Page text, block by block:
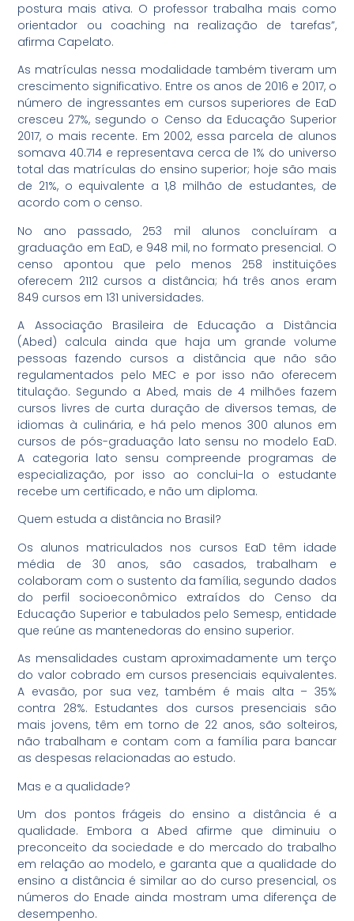
postura mais ativa. O professor trabalha mais como
orientador ou coaching na realização de tarefas”,
afirma Capelato.
As matrículas nessa modalidade também tiveram um
crescimento significativo. Entre os anos de 2016 e 2017, o
número de ingressantes em cursos superiores de EaD
cresceu 27%, segundo o Censo da Educação Superior
2017, o mais recente. Em 2002, essa parcela de alunos
somava 40.714 e representava cerca de 1% do universo
total das matrículas do ensino superior; hoje são mais
de 21%, o equivalente a 1,8 milhão de estudantes, de
acordo com o censo.
No ano passado, 253 mil alunos concluíram a
graduação em EaD, e 948 mil, no formato presencial. O
censo apontou que pelo menos 258 instituições
oferecem 2112 cursos a distância; há três anos eram
849 cursos em 131 universidades.
A Associação Brasileira de Educação a Distância
(Abed) calcula ainda que haja um grande volume
pessoas fazendo cursos a distância que não são
regulamentados pelo MEC e por isso não oferecem
titulação. Segundo a Abed, mais de 4 milhões fazem
cursos livres de curta duração de diversos temas, de
idiomas à culinária, e há pelo menos 300 alunos em
cursos de pós-graduação lato sensu no modelo EaD.
A categoria lato sensu compreende programas de
especialização, por isso ao conclui-la o estudante
recebe um certificado, e não um diploma.
Quem estuda a distância no Brasil?
Os alunos matriculados nos cursos EaD têm idade
média de 30 anos, são casados, trabalham e
colaboram com o sustento da família, segundo dados
do perfil socioeconômico extraídos do Censo da
Educação Superior e tabulados pelo Semesp, entidade
que reúne as mantenedoras do ensino superior.
As mensalidades custam aproximadamente um terço
do valor cobrado em cursos presenciais equivalentes.
A evasão, por sua vez, também é mais alta – 35%
contra 28%. Estudantes dos cursos presenciais são
mais jovens, têm em torno de 22 anos, são solteiros,
não trabalham e contam com a família para bancar
as despesas relacionadas ao estudo.
Mas e a qualidade?
Um dos pontos frágeis do ensino a distância é a
qualidade. Embora a Abed afirme que diminuiu o
preconceito da sociedade e do mercado do trabalho
em relação ao modelo, e garanta que a qualidade do
ensino a distância é similar ao do curso presencial, os
números do Enade ainda mostram uma diferença de
desempenho.